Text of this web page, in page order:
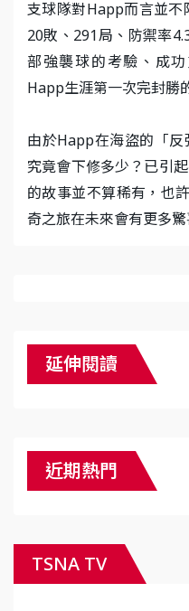
支球隊對Happ而言並
20敗、291局、防禦率
部強襲球的考驗、成
Happ生涯第一次完封勝
由於Happ在海盜的「
究竟會下修多少？已引
的故事並不算稀有，也
奇之旅在未來會有更多驚
延伸閱讀
近期熱門
TSNA TV